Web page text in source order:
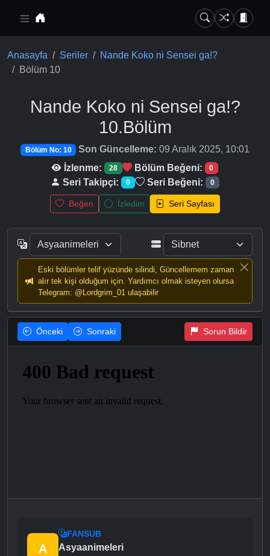
Anasayfa Seriler
Nande Koko ni Sensei ga!?
Bölüm 10
Nande Koko ni Sensei ga!?
10.Bölüm
Bölüm No: 10 Son Güncelleme: 09 Aralık 2025, 10:01
İzlenme:
28 Bölüm Beğeni: 0
Seri Takipçi: 0 Seri Beğeni: 0
Beğen İzledim Seri Sayfası
Eski bölümler telif yüzünde silindi, Güncellemem zaman
alır tek kişi olduğum için. Yardımcı olmak isteyen olursa
Telegram: @Lordgrim_01 ulaşabilir
Önceki Sonraki Sorun Bildir
A
FANSUB
Asyaanimeleri